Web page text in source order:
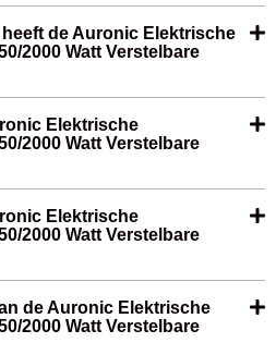
de Auronic Elektrische
2000 Watt Verstelbare
Elektrische
2000 Watt Verstelbare
Elektrische
2000 Watt Verstelbare
de Auronic Elektrische
2000 Watt Verstelbare